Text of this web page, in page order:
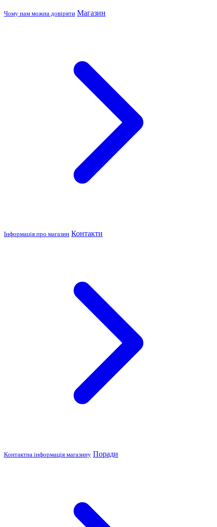
Чому нам можна довіряти Магазин
Інформація про магазин Контакти
Контактна інформація магазину Поради